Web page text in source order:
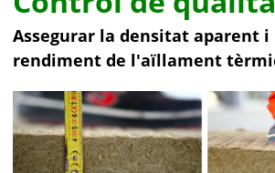
Assegurar la densitat aparent
rendiment de l'aïllament